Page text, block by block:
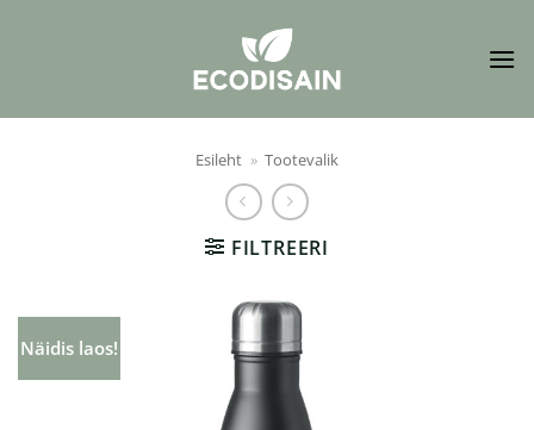
Esileht » Tootevalik
FILTREERI
Näidis laos!